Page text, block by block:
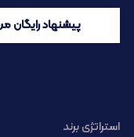
پیشنهاد رایگان
استراتژی برند